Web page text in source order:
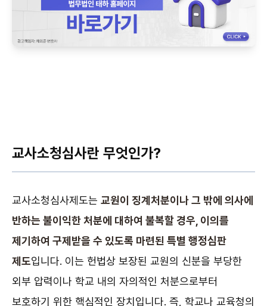
교사소청심사란 무엇인가?
교사소청심사제도는 교원이 징계처분이나 그 밖에 의사에
반하는 불이익한 처분에 대하여 불복할 경우, 이의를
제기하여 구제받을 수 있도록 마련된 특별 행정심판
제도입니다. 이는 헌법상 보장된 교원의 신분을 부당한
외부 압력이나 학교 내의 자의적인 처분으로부터
보호하기 위한 핵심적인 장치입니다. 즉, 학교나 교육청의